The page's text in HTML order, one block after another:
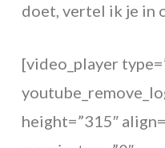
doet, vertel ik je in
[video_player
height=”315″